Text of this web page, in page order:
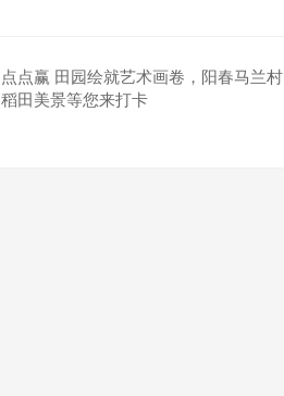
点点赢 田园绘就艺术画卷，阳春马兰村
稻田美景等您来打卡